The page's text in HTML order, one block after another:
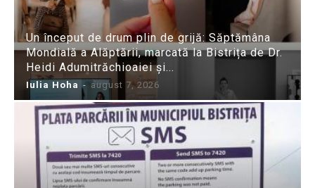
Un început de drum plin de grijă: Săptămâna
Mondială a Alăptării, marcată la Bistrița de Dr.
Heidi Adumitrăchioaiei și...
Iulia Hoha - august 7, 2026